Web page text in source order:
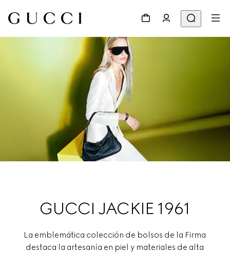
GUCCI JACKIE 1961
La emblemática colección de bolsos de la Firma
destaca la artesanía en piel y materiales de alta